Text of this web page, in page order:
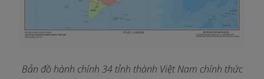
Bản đồ hành chính 34 tỉnh thành Việt Nam chính thức